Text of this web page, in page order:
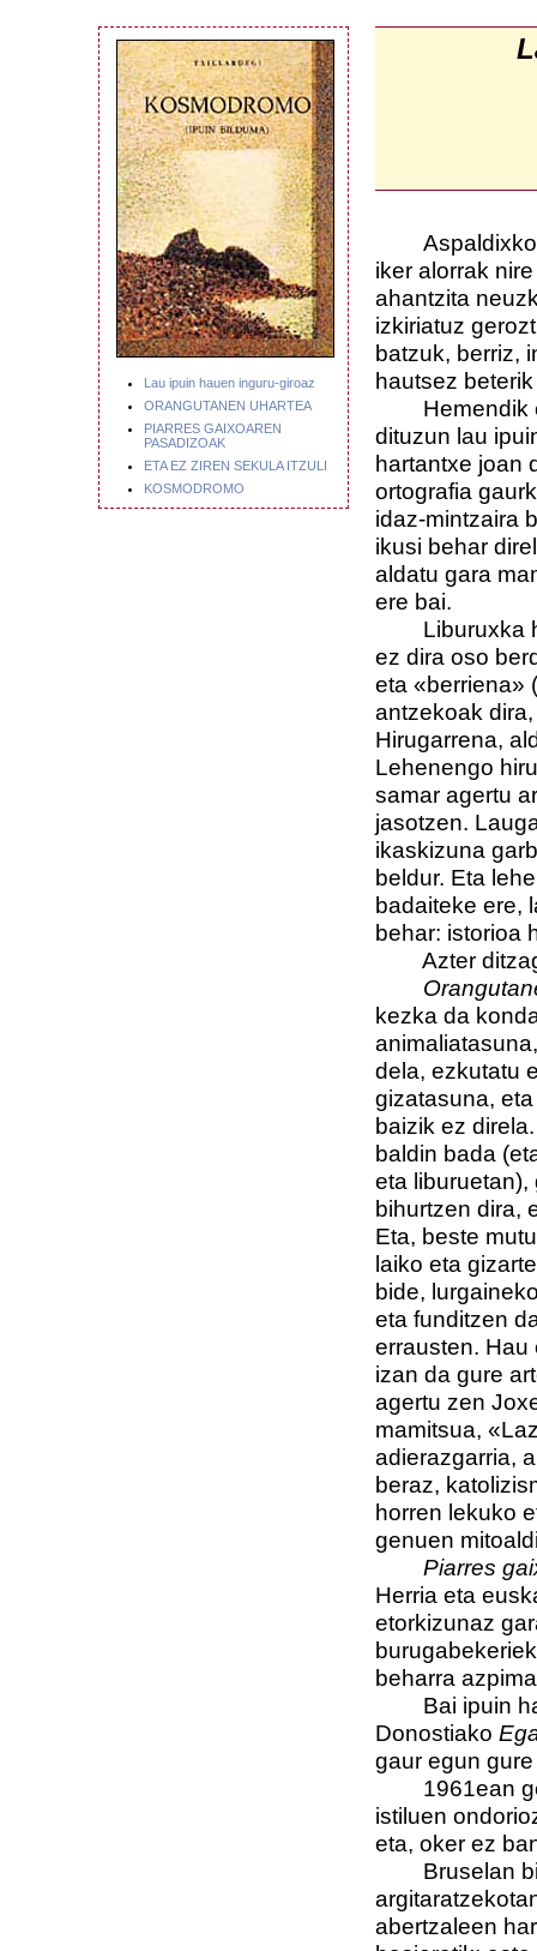
Lau ipuin hauen inguru-giroaz
ORANGUTANEN UHARTEA
PIARRES GAIXOAREN
PASADIZOAK
ETA EZ ZIREN SEKULA ITZULI
KOSMODROMO
Aspaldixko
iker alorrak
ahantzita
izkiriatuz
batzuk, berriz,
hautsez
Hemendik
dituzun lau
hartantxe joan
ortografia
idaz-mintzaira
ikusi behar
aldatu gara
ere bai.
Liburuxka
ez dira oso
eta «berriena»
antzekoak
Hirugarrena,
Lehenengo
samar agertu
jasotzen.
ikaskizuna
beldur. Eta
badaiteke ere,
behar: istorioa
Azter
kezka da
dela, ezkutatu
gizatasuna,
baizik ez
baldin bada
eta
bihurtzen dira,
Eta, beste
laiko eta
bide,
eta funditzen
errausten. Hau
izan da gure
agertu zen
mamitsua,
adierazgarria,
beraz,
horren lekuko
genuen
Piarres
Herria eta
etorkizunaz
beharra
Bai ipuin
Donostiako
gaur egun
1961ean
istiluen
eta, oker ez
Bruselan
abertzaleen